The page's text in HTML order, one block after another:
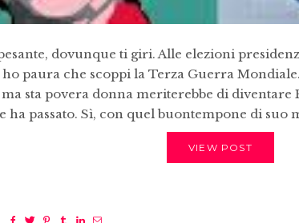
dovunque ti giri. Alle elezioni
paura che scoppi la Terza Guerra
sta povera donna meriterebbe di diventare
ha passato. Sì, con quel buontempone di suo
VIEW POST